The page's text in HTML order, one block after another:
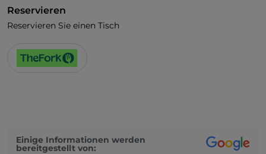
Reservieren
Reservieren Sie einen Tisch
Einige Informationen werden
bereitgestellt von: